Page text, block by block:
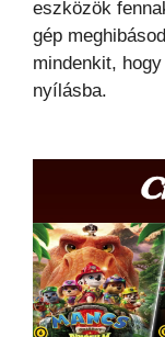
eszközök
gép
mindenkit,
nyílásba.